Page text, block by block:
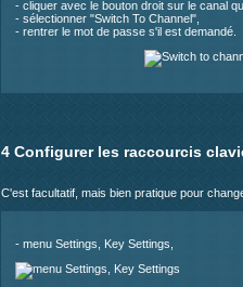
- cliquer avec le bouton droit sur le canal
- sélectionner "Switch To Channel",
- rentrer le mot de passe s'il est demandé.
4 Configurer les raccourcis
C'est facultatif, mais bien pratique pour
- menu Settings, Key Settings,